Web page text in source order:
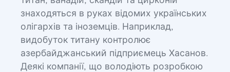
знаходяться в руках відомих українських
олігархів та іноземців. Наприклад,
видобуток титану контролює
азербайджанський підприємець Хасанов.
Деякі компанії, що володіють розробкою